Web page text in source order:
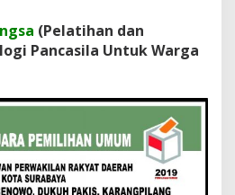
(Pelatihan dan
Pancasila Untuk Warga